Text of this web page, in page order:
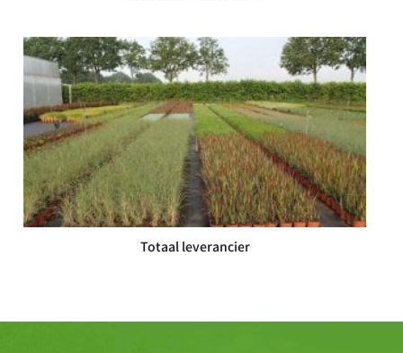
Totaal leverancier